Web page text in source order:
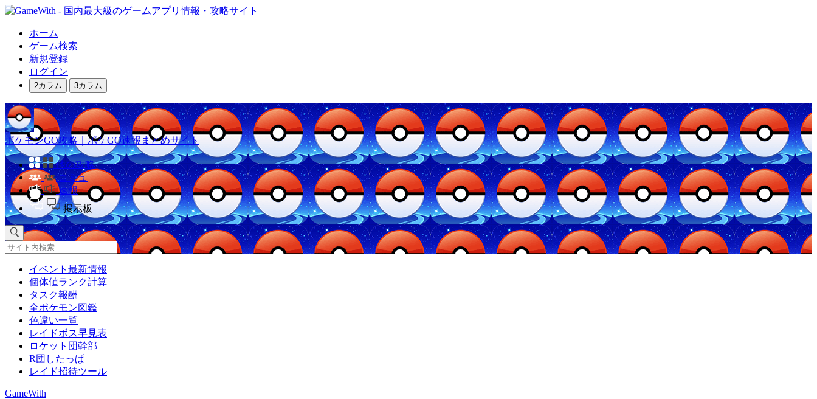
ホーム
ゲーム検索
新規登録
ログイン
2カラム 3カラム
ポケモンGO攻略｜ポケGO速報まとめサイト
他の攻略
コミュ
速報
掲示板
イベント最新情報
個体値ランク計算
タスク報酬
全ポケモン図鑑
色違い一覧
レイドボス早見表
ロケット団幹部
R団したっぱ
レイド招待ツール
GameWith